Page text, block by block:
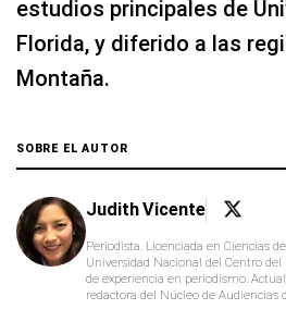
estudios principales de
Florida, y diferido a las
Montaña.
SOBRE EL AUTOR
Judith Vicente
Periodista. Licenciada en Ciencias
Universidad Nacional del Centro
de experiencia en periodismo.
redactora del Núcleo de Audiencias